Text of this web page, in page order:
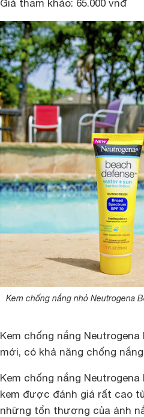
Giá tham khảo: 65.000 vnđ
Kem chống nắng nhỏ Neutrogena
Kem chống nắng
mới, có khả năng chống
Kem chống nắng
kem được đánh giá rất cao
những tổn thương của ánh